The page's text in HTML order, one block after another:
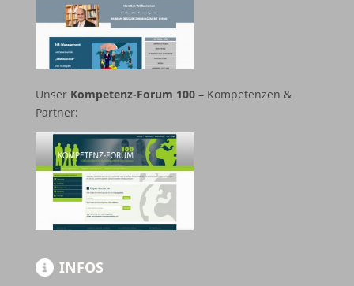
Unser Kompetenz-Forum 100– Kompetenzen &
Partner:
INFOS